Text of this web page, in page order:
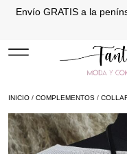
Envío GRATIS a la
INICIO / COMPLEMENTOS /